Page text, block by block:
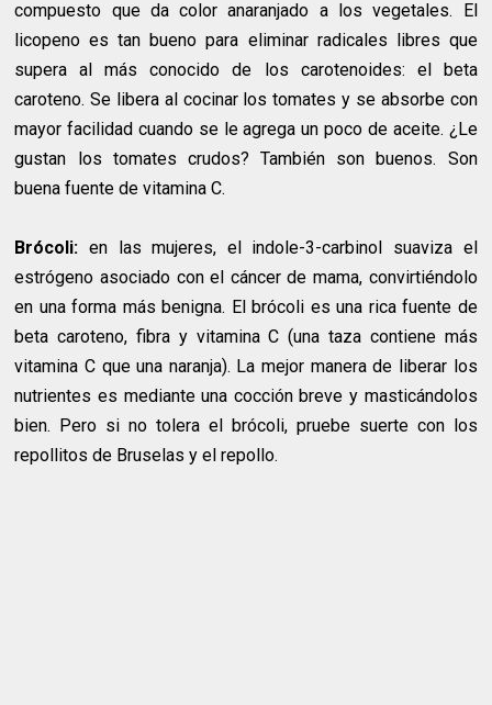
compuesto que da color anaranjado a los vegetales. El
licopeno es tan bueno para eliminar radicales libres que
supera al más conocido de los carotenoides: el beta
caroteno. Se libera al cocinar los tomates y se absorbe con
mayor facilidad cuando se le agrega un poco de aceite. ¿Le
gustan los tomates crudos? También son buenos. Son
buena fuente de vitamina C.
Brócoli: en las mujeres, el indole-3-carbinol suaviza el
estrógeno asociado con el cáncer de mama, convirtiéndolo
en una forma más benigna. El brócoli es una rica fuente de
beta caroteno, fibra y vitamina C (una taza contiene más
vitamina C que una naranja). La mejor manera de liberar los
nutrientes es mediante una cocción breve y masticándolos
bien. Pero si no tolera el brócoli, pruebe suerte con los
repollitos de Bruselas y el repollo.